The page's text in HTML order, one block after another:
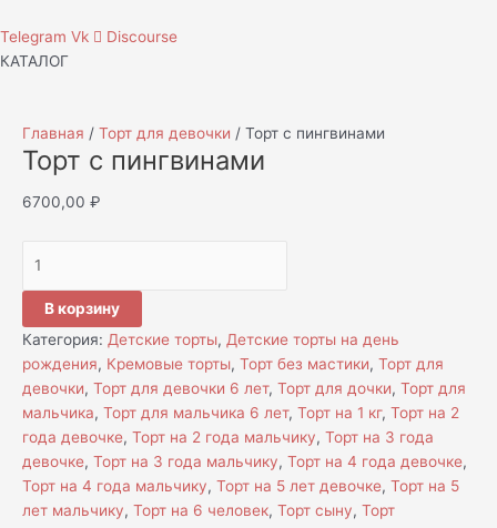
Telegram Vk
Discourse
КАТАЛОГ
Главная / Торт для девочки / Торт с пингвинами
Торт с пингвинами
6700,00 ₽
В корзину
Категория: Детские торты, Детские торты на день
рождения, Кремовые торты, Торт без мастики, Торт для
девочки, Торт для девочки 6 лет, Торт для дочки, Торт для
мальчика, Торт для мальчика 6 лет, Торт на 1 кг, Торт на 2
года девочке, Торт на 2 года мальчику, Торт на 3 года
девочке, Торт на 3 года мальчику, Торт на 4 года девочке,
Торт на 4 года мальчику, Торт на 5 лет девочке, Торт на 5
лет мальчику, Торт на 6 человек, Торт сыну, Торт